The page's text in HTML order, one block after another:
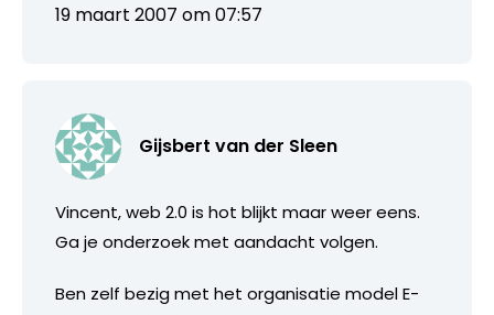
19 maart 2007 om 07:57
Gijsbert van der Sleen
Vincent, web 2.0 is hot blijkt maar weer eens.
Ga je onderzoek met aandacht volgen.
Ben zelf bezig met het organisatie model E-